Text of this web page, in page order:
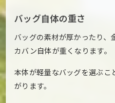
バッグ自体の重さ
バッグの素材が厚かったり、
カバン自体が重くなります。
本体が軽量なバッグを選ぶこ
がります。